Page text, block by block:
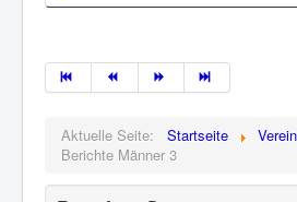
Aktuelle Seite: Startseite Verein
Berichte Männer 3